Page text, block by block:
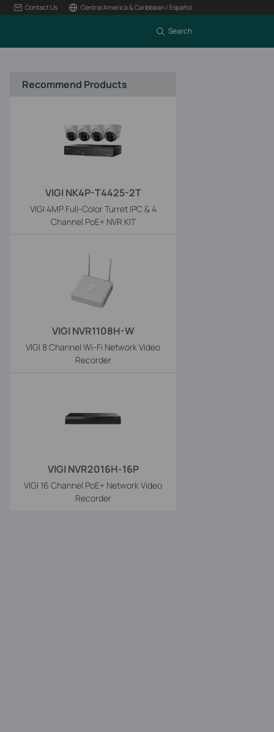
Contact Us Central America & Caribbean / Español
Search
Recommend Products
VIGI NK4P-T4425-2T
VIGI 4MP Full-Color Turret IPC & 4
Channel PoE+ NVR KIT
VIGI NVR1108H-W
VIGI 8 Channel Wi-Fi Network Video
Recorder
VIGI NVR2016H-16P
VIGI 16 Channel PoE+ Network Video
Recorder